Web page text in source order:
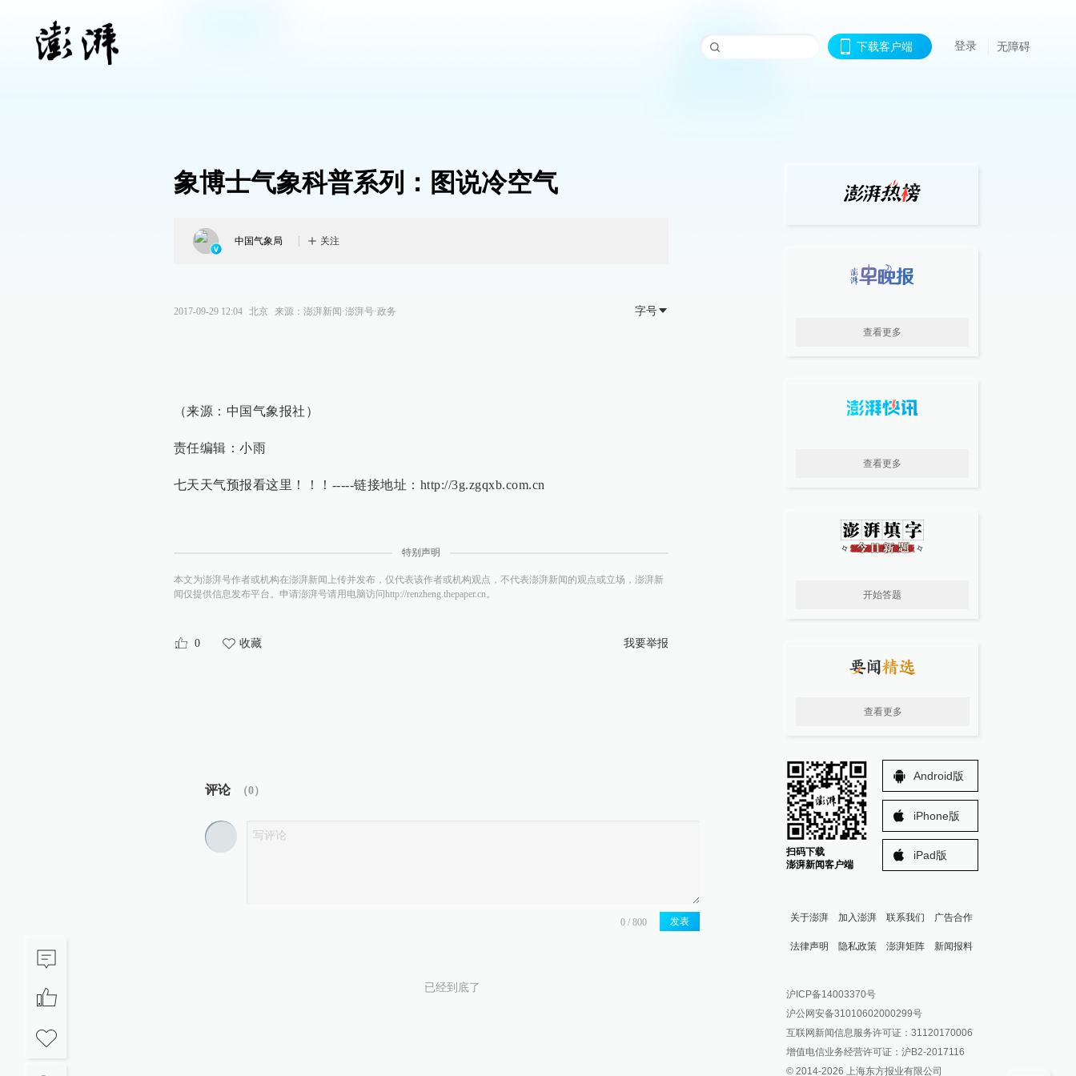
下载客户端 登录 无障碍
象博士气象科普系列：图说冷空气
中国气象局 关注
2017-09-29 12:04 北京 来源： 澎湃新闻·澎湃号·政务 字号
（来源：中国气象报社）
责任编辑：小雨
七天天气预报看这里！！！-----链接地址：http://3g.zgqxb.com.cn
特别声明
本文为澎湃号作者或机构在澎湃新闻上传并发布，仅代表该作者或机构观点，不代表澎湃新闻的观点或立场，澎湃新
闻仅提供信息发布平台。申请澎湃号请用电脑访问http://renzheng.thepaper.cn。
0 收藏 我要举报
评论 （0）
发表
已经到底了
查看更多
查看更多
开始答题
查看更多
扫码下载
澎湃新闻客户端
Android版
iPhone版
iPad版
关于澎湃 加入澎湃 联系我们 广告合作
法律声明 隐私政策 澎湃矩阵
澎湃新闻公众号
澎湃新闻抖音号
派生万物开放平台
IP SHANGHAI
新闻报料
报料邮箱: news@thepaper.cn
沪ICP备14003370号
沪公网安备31010602000299号
互联网新闻信息服务许可证：31120170006
增值电信业务经营许可证：沪B2-2017116
© 2014-2026 上海东方报业有限公司